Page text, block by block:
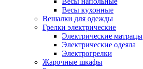
Весы кухонные
Вешалки для одежды
Грелки электрические
Электрические матрацы
Электрические одеяла
Электрогрелки
Жарочные шкафы